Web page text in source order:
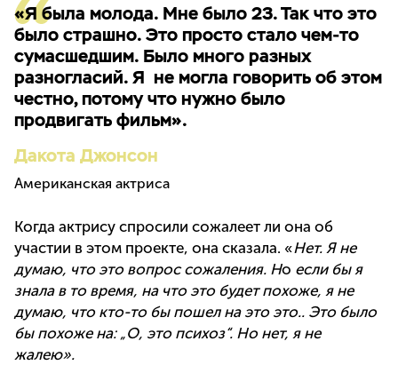
«Я была молода. Мне было 23. Так что это
было страшно. Это просто стало чем-то
сумасшедшим. Было много разных
разногласий. Я не могла говорить об этом
честно, потому что нужно было
продвигать фильм».
Дакота Джонсон
Американская актриса
Когда актрису спросили сожалеет ли она об
участии в этом проекте, она сказала. «Нет. Я не
думаю, что это вопрос сожаления. Но если бы я
знала в то время, на что это будет похоже, я не
думаю, что кто-то бы пошел на это это.. Это было
бы похоже на: „О, это психоз“. Но нет, я не
жалею».